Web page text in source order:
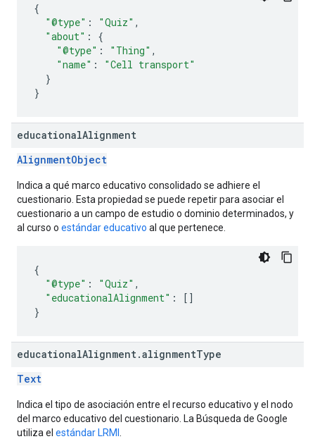
{
"@type" : "Quiz" ,
"about" :
{
"@type" : "Thing" ,
"name" :
"Cell transport"
}
}
educationalAlignment
AlignmentObject
Indica a qué marco educativo consolidado se adhiere el
cuestionario. Esta propiedad se puede repetir para asociar el
cuestionario a un campo de estudio o dominio determinados, y
al curso o estándar educativo al que pertenece.
{
"@type" : "Quiz" ,
"educationalAlignment" :
[]
}
educationalAlignment .alignmentType
Text
Indica el tipo de asociación entre el recurso educativo y el nodo
del marco educativo del cuestionario. La Búsqueda de Google
utiliza el estándar LRMI